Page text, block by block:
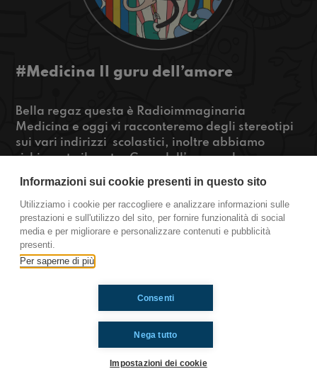
#Medicina Il guru dell’amore
Bella regaz questa è Radioimmaginaria
Medicina e oggi vi racconteremo degli stereotipi
sui vari indirizzi scolastici, inoltre abbiamo
richiamato il nostro Guru dell’amore che
Per sapere tutto STAY TUNEEED...
https://www.radioimmaginaria.it
Medicina
Ti è piaciuto? Condividilo!
Informazioni sui cookie presenti in questo sito
Utilizziamo i cookie per raccogliere e analizzare informazioni sulle
prestazioni e sull'utilizzo del sito, per fornire funzionalità di social
media e per migliorare e personalizzare contenuti e pubblicità
presenti.
Per saperne di più
Nega tutto
Consenti
Impostazioni dei cookie